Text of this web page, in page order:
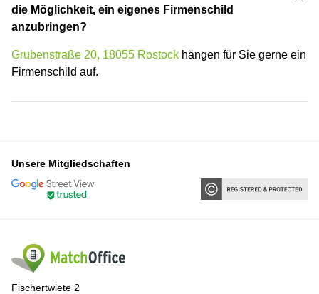
die Möglichkeit, ein eigenes Firmenschild
anzubringen?
Grubenstraße 20, 18055 Rostock hängen für Sie gerne ein
Firmenschild auf.
Unsere Mitgliedschaften
Fischertwiete 2